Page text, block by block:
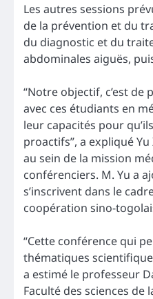
Les autres sessions
de la prévention et du
du diagnostic et du
abdominales aiguës,
“Notre objectif, c’est de
avec ces étudiants en
leur capacités pour
proactifs”, a expliqué
au sein de la mission
conférenciers. M. Yu a
s’inscrivent dans le
coopération sino-
“Cette conférence qui
thématiques
a estimé le professeur
Faculté des sciences de